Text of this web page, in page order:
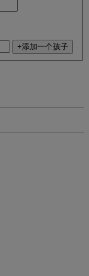
+添加一个孩子